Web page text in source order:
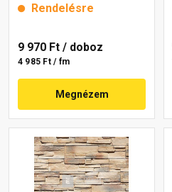
Rendelésre
9 970 Ft / doboz
4 985 Ft / fm
Megnézem